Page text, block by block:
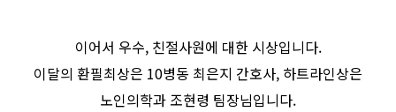
이어서 우수, 친절사원에 대한 시상입니다.
이달의 환필최상은 10병동 최은지 간호사, 하트라인상은
노인의학과 조현령 팀장님입니다.